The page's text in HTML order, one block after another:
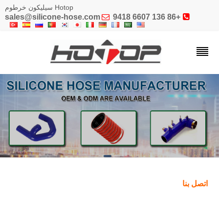
Hotop سيليكون خرطوم

+86 136 6607 9418

sales@silicone-hose.com
اتصل بنا